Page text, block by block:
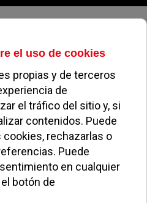
de 2026
ayudará a los
la educación a
2018